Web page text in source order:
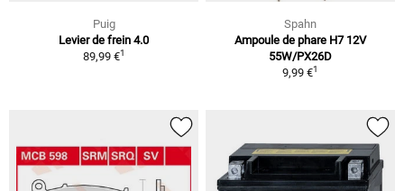
Puig
Levier de frein 4.0
89,99 €1
Spahn
Ampoule de phare H7 12V
55W/PX26D
9,99 €1